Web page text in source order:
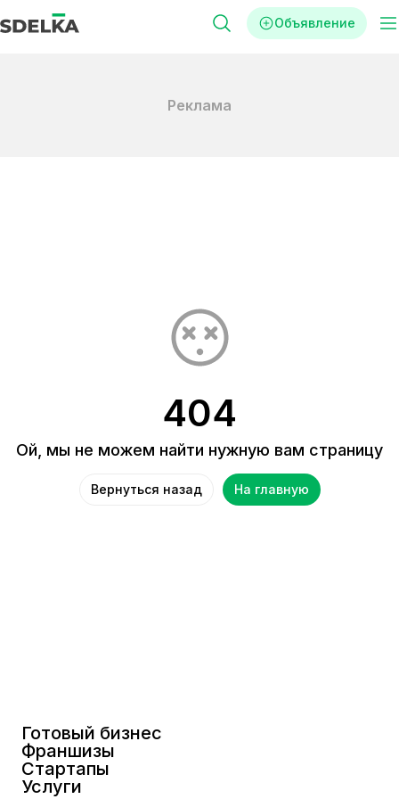
Объявление
Реклама
404
Ой, мы не можем найти нужную вам страницу
Вернуться назад На главную
Готовый бизнес
Франшизы
Стартапы
Услуги